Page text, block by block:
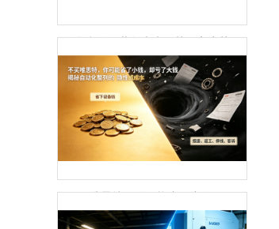
深化合作，共创未来：英国客户莅临唯思特科技考察交流
“不买唯思特，你可能省了小钱，却亏了大钱”：揭秘自动化整列的“隐性成本”黑洞